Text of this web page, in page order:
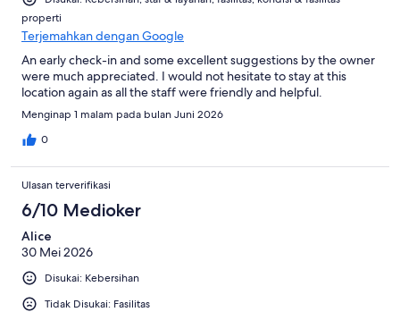
properti
Terjemahkan dengan Google
An early check-in and some excellent suggestions by the owner
were much appreciated. I would not hesitate to stay at this
location again as all the staff were friendly and helpful.
Menginap 1 malam pada bulan Juni 2026
0
Ulasan terverifikasi
6/10 Medioker
Alice
30 Mei 2026
Disukai: Kebersihan
Tidak Disukai: Fasilitas